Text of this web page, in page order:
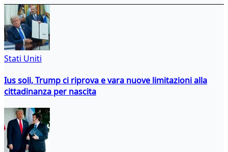
Stati Uniti
Ius soli, Trump ci riprova e vara nuove limitazioni alla
cittadinanza per nascita